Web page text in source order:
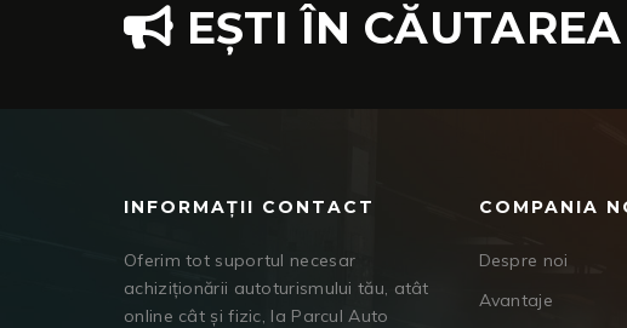
EȘTI ÎN
INFORMAȚII CONTACT
Oferim tot suportul necesar
achiziționării autoturismului tău, atât
online cât și fizic, la Parcul Auto
COMPANIA
Despre noi
Avantaje